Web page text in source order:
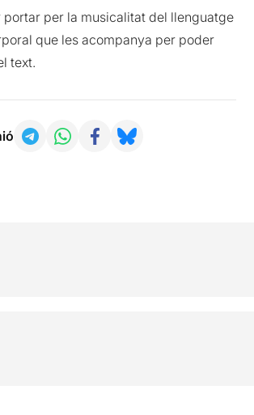
portar per la musicalitat del llenguatge
que les acompanya per poder
text.